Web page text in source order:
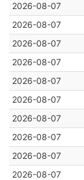
2026-08-07
2026-08-07
2026-08-07
2026-08-07
2026-08-07
2026-08-07
2026-08-07
2026-08-07
2026-08-07
2026-08-07